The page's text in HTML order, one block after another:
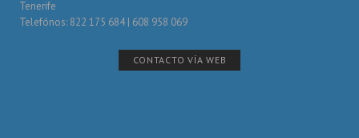
Tenerife
Telefónos: 822 175 684 | 608 958 069
CONTACTO VÍA WEB